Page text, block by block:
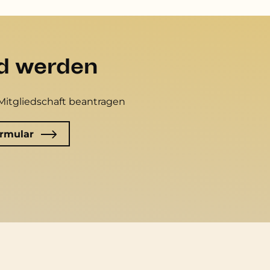
werden
beantragen